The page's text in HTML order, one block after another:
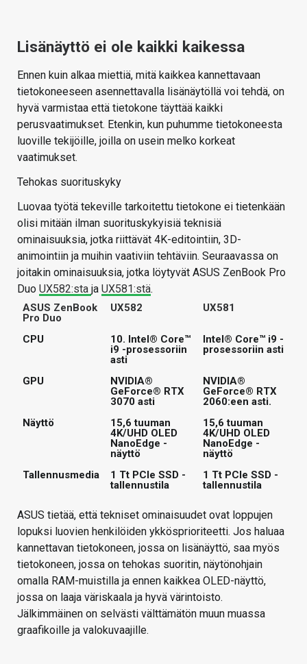
Lisänäyttö ei ole kaikki kaikessa
Ennen kuin alkaa miettiä, mitä kaikkea kannettavaan
tietokoneeseen asennettavalla lisänäytöllä voi tehdä, on
hyvä varmistaa että tietokone täyttää kaikki
perusvaatimukset. Etenkin, kun puhumme tietokoneesta
luoville tekijöille, joilla on usein melko korkeat
vaatimukset.
Tehokas suorituskyky
Luovaa työtä tekeville tarkoitettu tietokone ei tietenkään
olisi mitään ilman suorituskykyisiä teknisiä
ominaisuuksia, jotka riittävät 4K-editointiin, 3D-
animointiin ja muihin vaativiin tehtäviin. Seuraavassa on
joitakin ominaisuuksia, jotka löytyvät ASUS ZenBook Pro
Duo UX582:sta ja UX581:stä.
ASUS ZenBook
Pro Duo
UX582 UX581
CPU
10. Intel® Core™
i9 -prosessoriin
asti
Intel® Core™ i9 -
prosessoriin asti
GPU
NVIDIA®
GeForce® RTX
3070 asti
NVIDIA®
GeForce® RTX
2060:een asti.
Näyttö
15,6 tuuman
4K/UHD OLED
NanoEdge -
näyttö
15,6 tuuman
4K/UHD OLED
NanoEdge -
näyttö
Tallennusmedia
1 Tt PCIe SSD -
tallennustila
1 Tt PCIe SSD -
tallennustila
ASUS tietää, että tekniset ominaisuudet ovat loppujen
lopuksi luovien henkilöiden ykkösprioriteetti. Jos haluaa
kannettavan tietokoneen, jossa on lisänäyttö, saa myös
tietokoneen, jossa on tehokas suoritin, näytönohjain
omalla RAM-muistilla ja ennen kaikkea OLED-näyttö,
jossa on laaja väriskaala ja hyvä värintoisto.
Jälkimmäinen on selvästi välttämätön muun muassa
graafikoille ja valokuvaajille.